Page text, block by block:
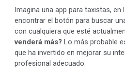
Imagina una app para taxistas, en
encontrar el botón para buscar
con cualquiera que esté
venderá más? Lo más probable
que ha invertido en mejorar su
profesional adecuado.